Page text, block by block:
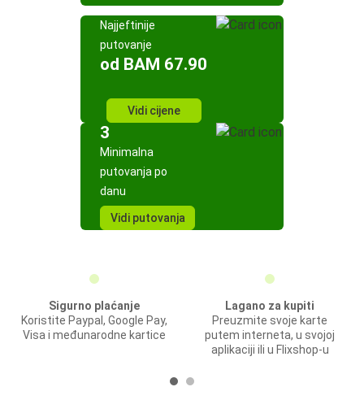
Najjeftinije
putovanje
od BAM 67.90
Vidi cijene
3
Minimalna
putovanja po
danu
Vidi putovanja
Sigurno plaćanje
Koristite Paypal, Google Pay,
Visa i međunarodne kartice
Lagano za kupiti
Preuzmite svoje karte
putem interneta, u svojoj
aplikaciji ili u Flixshop-u